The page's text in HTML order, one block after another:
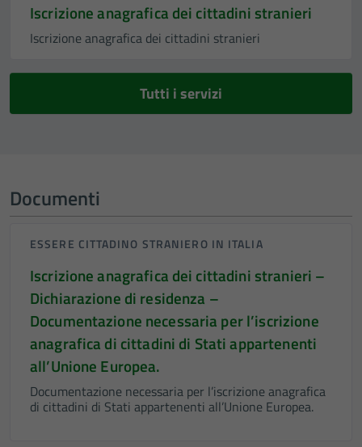
Iscrizione anagrafica dei cittadini stranieri
Iscrizione anagrafica dei cittadini stranieri
Tutti i servizi
Documenti
ESSERE CITTADINO STRANIERO IN ITALIA
Iscrizione anagrafica dei cittadini stranieri –
Dichiarazione di residenza –
Documentazione necessaria per l’iscrizione
anagrafica di cittadini di Stati appartenenti
all’Unione Europea.
Documentazione necessaria per l’iscrizione anagrafica
di cittadini di Stati appartenenti all’Unione Europea.